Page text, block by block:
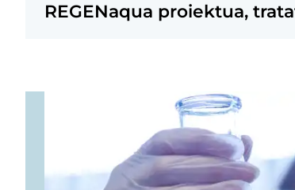
REGENaqua proiektua,